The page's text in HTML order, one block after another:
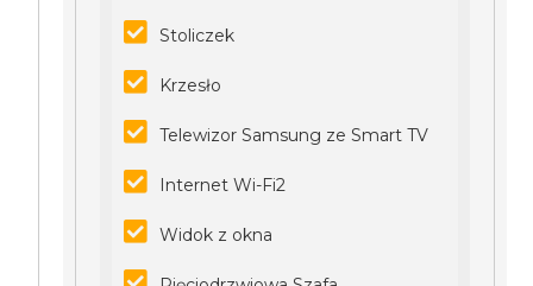
Stoliczek
Krzesło
Telewizor Samsung ze Smart TV
Internet Wi-Fi2
Widok z okna